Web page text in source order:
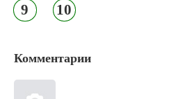
9 10
Комментарии